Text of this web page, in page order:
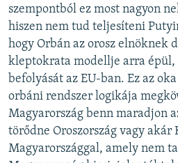
szempontból ez most nagyon
hiszen nem tud teljesíteni
hogy Orbán az orosz elnöknek
kleptokrata modellje arra épül,
befolyását az EU-ban. Ez az
orbáni rendszer logikája
Magyarország benn maradjon
törődne Oroszország vagy akár
Magyarországgal, amely nem